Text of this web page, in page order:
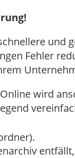
und
Fehler
wird